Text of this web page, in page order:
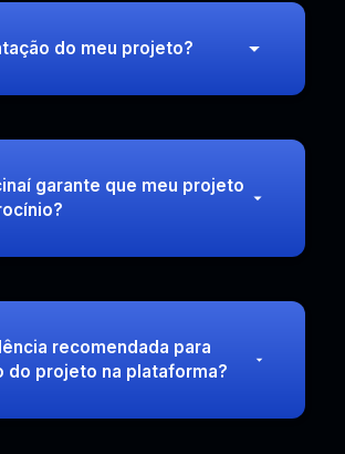
do meu projeto?
garante que meu projeto
recomendada para
do projeto na plataforma?